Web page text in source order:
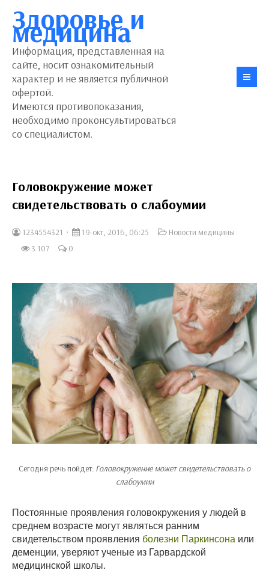
Здоровье и
медицина
Информация, представленная на
сайте, носит ознакомительный
характер и не является публичной
офертой.
Имеются противопоказания,
необходимо проконсультироваться
со специалистом.
Головокружение может
свидетельствовать о слабоумии
1234554321 19-окт, 2016, 06:25
Новости медицины
3 107
0
Сегодня речь пойдет: Головокружение может свидетельствовать о
слабоумии
Постоянные проявления головокружения у людей в
среднем возрасте могут являться ранним
свидетельством проявления болезни Паркинсона или
деменции, уверяют ученые из Гарвардской
медицинской школы.